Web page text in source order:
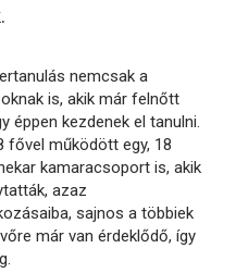
nemcsak a
is, akik már felnőtt
kezdenek el tanulni.
fővel működött egy, 18
kamaracsoport is, akik
azaz
sajnos a többiek
már van érdeklődő, így